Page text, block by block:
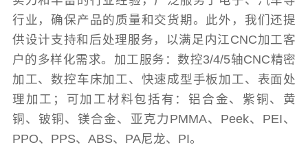
行业，确保产品的质量和交货期。此外，我们还提
供设计支持和后处理服务，以满足内江CNC加工客
户的多样化需求。加工服务：数控3/4/5轴CNC精密
加工、数控车床加工、快速成型手板加工、表面处
理加工；可加工材料包括有：铝合金、紫铜、黄
铜、铍铜、镁合金、亚克力PMMA、Peek、PEI、
PPO、PPS、ABS、PA尼龙、PI。